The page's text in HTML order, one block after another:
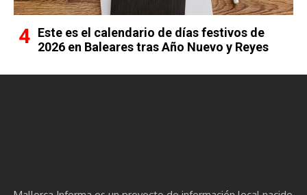
Este es el calendario de días festivos de
2026 en Baleares tras Año Nuevo y Reyes